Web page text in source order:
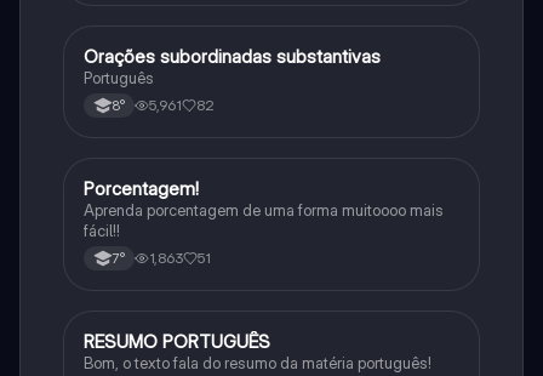
Português
Orações subordinadas substantivas
Português
8° 5,961 82
Matematica
Porcentagem!
Aprenda porcentagem de uma forma muitoooo mais
fácil!!
7° 1,863 51
Português
RESUMO PORTUGUÊS
Bom, o texto fala do resumo da matéria português!